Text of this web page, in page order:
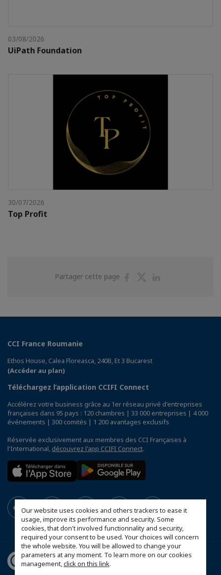
Our website uses cookies and others trackers to ease it
usage, improve its performance and security. Some
cookies, that don't involved functionnality and security,
required your consent to be used. Your choices will concern
the whole website. You will be allowed to change your
parameters at any moment. To learn more on our cookies
management,click on this link.
03/08/2026
UiPath Foundation
30/07/2026
Top Profit
Partager cette page
PartagerPartager
CCI France Roumanie
Ethos House, Calea Floreasca, 240B, Et 3 Bucarest
(Accéder au plan)
Téléchargez l’application CCIFI Connect
Accélérez votre business grâce au 1er réseau privé d'entreprises
françaises dans 95 pays : 120 chambres | 33 000 entreprises | 4 000
événements | 300 comités | 1 200 avantages exclusifs
Réservée exclusivement aux membres des CCI Françaises à
l'International, découvrez l'app CCIFI Connect.